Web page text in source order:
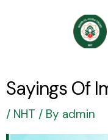
Sayings Of
/ NHT / By admin